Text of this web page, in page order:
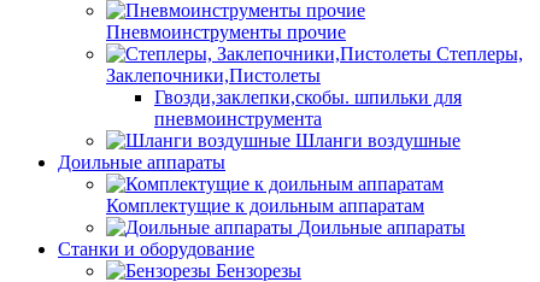
Пневмоинструменты прочие
Степлеры,
Заклепочники,Пистолеты
Гвозди,заклепки,скобы. шпильки для
пневмоинструмента
Шланги воздушные
Доильные аппараты
Комплектущие к доильным аппаратам
Доильные аппараты
Станки и оборудование
Бензорезы